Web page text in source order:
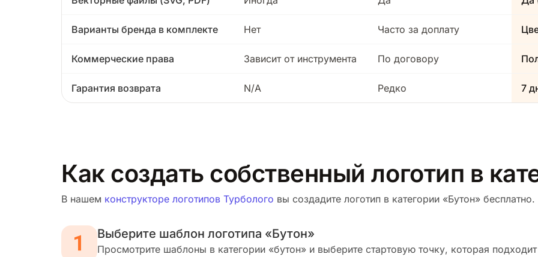
Варианты бренда в комплекте Нет Часто за доплату
Коммерческие права Зависит от инструмента По договору
Гарантия возврата N/A Редко 7
Как создать собственный логотип в
В нашем конструкторе логотипов Турболого вы создадите логотип в категории «Бутон»
Выберите шаблон логотипа «Бутон»
Просмотрите шаблоны в категории «бутон» и выберите стартовую точку, которая подходит